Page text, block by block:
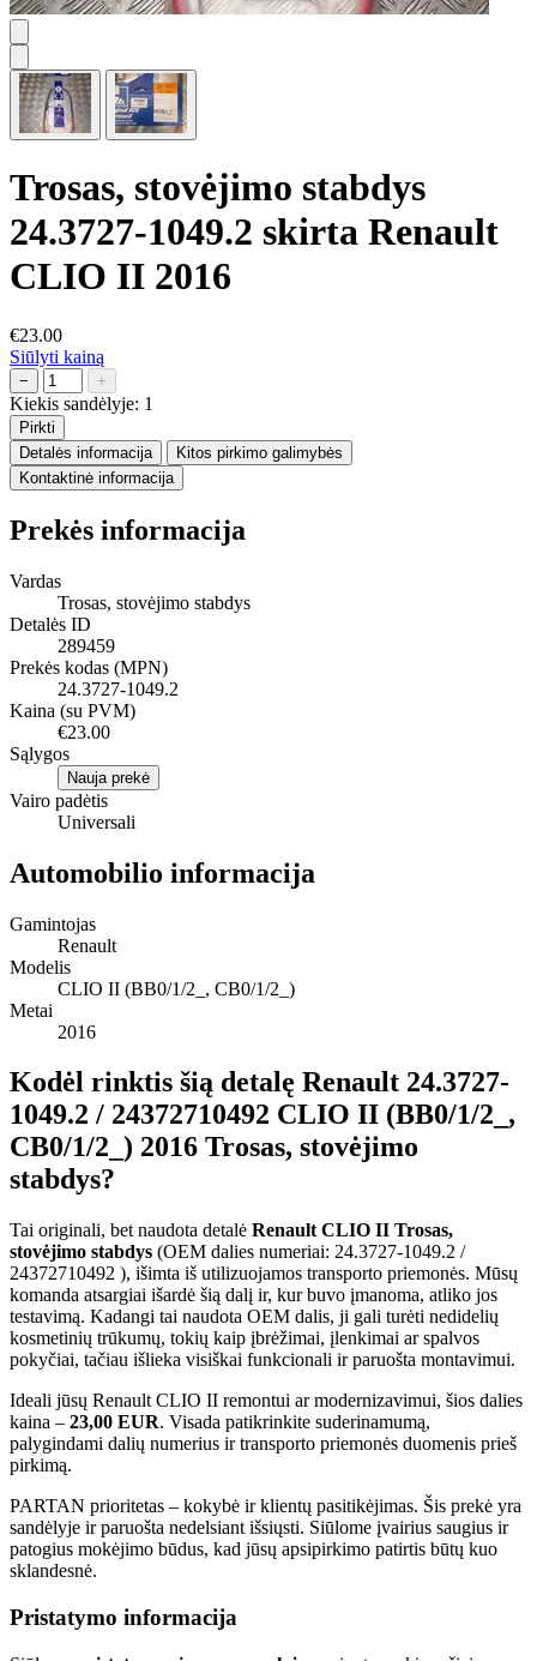
Trosas, stovėjimo stabdys
24.3727-1049.2 skirta Renault
CLIO II 2016
€23.00
Siūlyti kainą
− +
Kiekis sandėlyje: 1
Pirkti
Detalės informacija
Kitos pirkimo galimybės
Kontaktinė informacija
Prekės informacija
Vardas
Trosas, stovėjimo stabdys
Detalės ID
289459
Prekės kodas (MPN)
24.3727-1049.2
Kaina (su PVM)
€23.00
Sąlygos
Nauja prekė
Vairo padėtis
Universali
Automobilio informacija
Gamintojas
Renault
Modelis
CLIO II (BB0/1/2_, CB0/1/2_)
Metai
2016
Kodėl rinktis šią detalę Renault 24.3727-
1049.2 / 24372710492 CLIO II (BB0/1/2_,
CB0/1/2_) 2016 Trosas, stovėjimo
stabdys?
Tai originali, bet naudota detalė Renault CLIO II Trosas,
stovėjimo stabdys (OEM dalies numeriai: 24.3727-1049.2 /
24372710492 ), išimta iš utilizuojamos transporto priemonės. Mūsų
komanda atsargiai išardė šią dalį ir, kur buvo įmanoma, atliko jos
testavimą. Kadangi tai naudota OEM dalis, ji gali turėti nedidelių
kosmetinių trūkumų, tokių kaip įbrėžimai, įlenkimai ar spalvos
pokyčiai, tačiau išlieka visiškai funkcionali ir paruošta montavimui.
Ideali jūsų Renault CLIO II remontui ar modernizavimui, šios dalies
kaina – 23,00 EUR. Visada patikrinkite suderinamumą,
palygindami dalių numerius ir transporto priemonės duomenis prieš
pirkimą.
PARTAN prioritetas – kokybė ir klientų pasitikėjimas. Šis prekė yra
sandėlyje ir paruošta nedelsiant išsiųsti. Siūlome įvairius saugius ir
patogius mokėjimo būdus, kad jūsų apsipirkimo patirtis būtų kuo
sklandesnė.
Pristatymo informacija